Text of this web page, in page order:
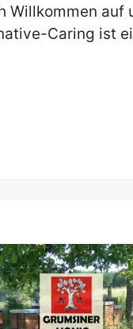
Willkommen auf
Caring ist